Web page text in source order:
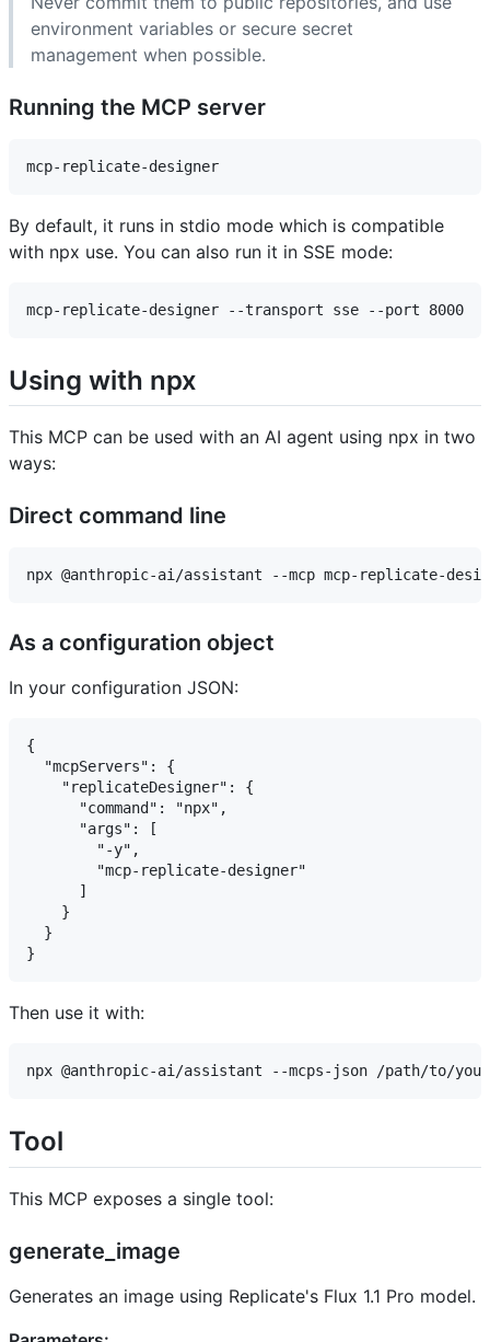
environment variables or secure secret
management when possible.
Running the MCP server
By default, it runs in stdio mode which is compatible
with npx use. You can also run it in SSE mode:
Using with npx
This MCP can be used with an AI agent using npx in two
ways:
Direct command line
As a configuration object
In your configuration JSON:
{
  "mcpServers": {
    "replicateDesigner": {
      "command": "npx",
      "args": [
        "-y",
        "mcp-replicate-designer"
      ]
    }
  }
Then use it with:
Tool
This MCP exposes a single tool:
generate_image
Generates an image using Replicate's Flux 1.1 Pro model.